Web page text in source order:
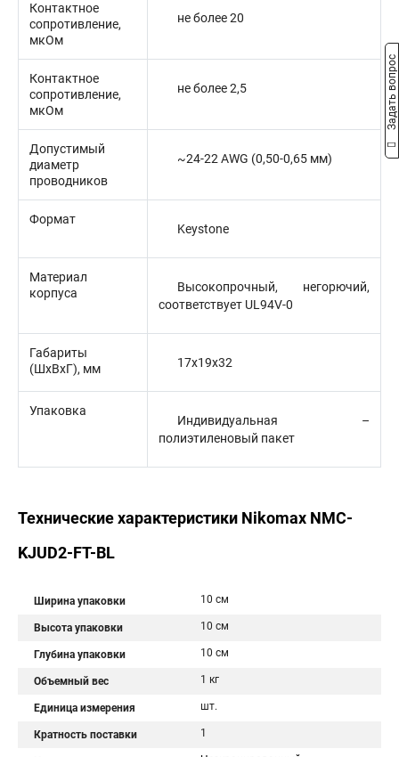
Контактное
сопротивление,
мкОм
не более 20
Контактное
сопротивление,
мкОм
не более 2,5
Допустимый
диаметр
проводников
~24-22 AWG (0,50-0,65 мм)
Формат
Keystone
Материал
корпуса
Высокопрочный, негорючий,
соответствует UL94V-0
Габариты
(ШхВхГ), мм
17х19х32
Упаковка
Индивидуальная –
полиэтиленовый пакет
Технические характеристики Nikomax NMC-
KJUD2-FT-BL
Ширина упаковки 10 см
Высота упаковки 10 см
Глубина упаковки 10 см
Объемный вес 1 кг
Единица измерения шт.
Кратность поставки 1
Задать вопрос